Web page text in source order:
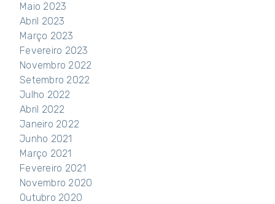
Maio 2023
Abril 2023
Março 2023
Fevereiro 2023
Novembro 2022
Setembro 2022
Julho 2022
Abril 2022
Janeiro 2022
Junho 2021
Março 2021
Fevereiro 2021
Novembro 2020
Outubro 2020